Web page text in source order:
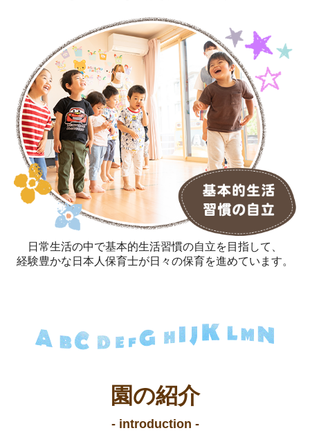
日常生活の中で基本的生活習慣の自立を目指して、
経験豊かな日本人保育士が日々の保育を進めています。
園の紹介
- introduction -